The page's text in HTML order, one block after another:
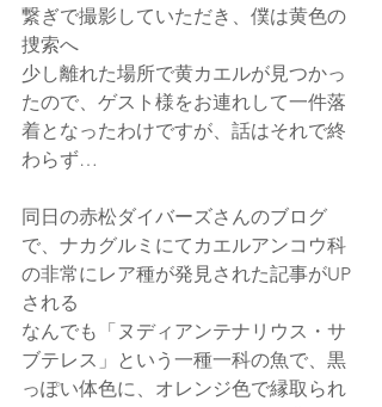
繋ぎで撮影していただき、僕は黄色の
捜索へ
少し離れた場所で黄カエルが見つかっ
たので、ゲスト様をお連れして一件落
着となったわけですが、話はそれで終
わらず…
同日の赤松ダイバーズさんのブログ
で、ナカグルミにてカエルアンコウ科
の非常にレア種が発見された記事がUP
される
なんでも「ヌディアンテナリウス・サ
ブテレス」という一種一科の魚で、黒
っぽい体色に、オレンジ色で縁取られ